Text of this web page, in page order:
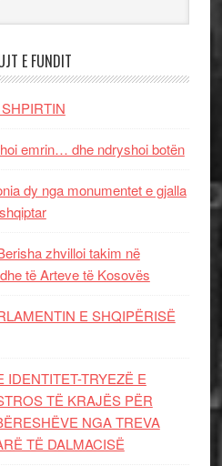
E FUNDIT
emrin… dhe ndryshoi botën
dy nga monumentet e gjalla
zhvilloi takim në
të Arteve të Kosovës
E SHQIPËRISË
TRYEZË E
TË KRAJËS PËR
NGA TREVA
TË DALMACISË